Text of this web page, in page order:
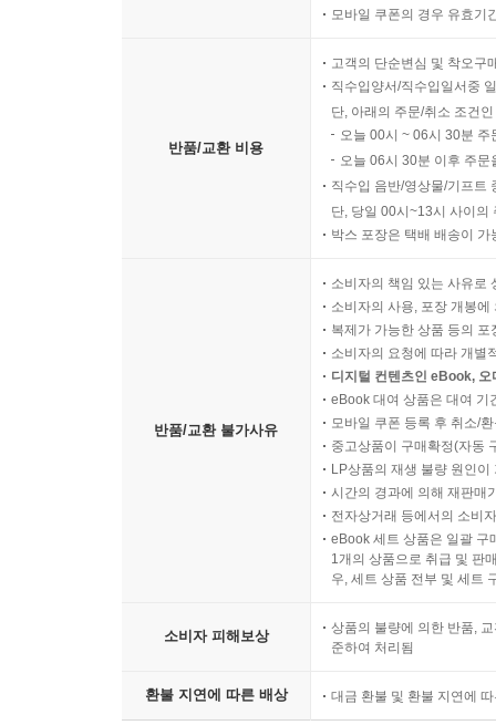
모바일 쿠폰의 경우 유효기
반품/교환 비용
고객의 단순변심 및 착오구
직수입양서/직수입일서중
단, 아래의 주문/취소 조건
오늘 00시 ~ 06시 30분
오늘 06시 30분 이후 주
직수입 음반/영상물/기프트
단, 당일 00시~13시 사이의
박스 포장은 택배 배송이
반품/교환 불가사유
소비자의 책임 있는 사유로
소비자의 사용, 포장 개봉
복제가 가능한 상품 등의
소비자의 요청에 따라 개별
디지털 컨텐츠인 eBook,
eBook 대여 상품은 대여 기
모바일 쿠폰 등록 후 취소/
중고상품이 구매확정(자동
LP상품의 재생 불량 원인
시간의 경과에 의해 재판매
전자상거래 등에서의 소비
eBook 세트 상품은 일괄 구
1개의 상품으로 취급 및 판
우, 세트 상품 전부 및 세트
소비자 피해보상
상품의 불량에 의한 반품,
준하여 처리됨
환불 지연에 따른 배상 대금 환불 및 환불 지연에